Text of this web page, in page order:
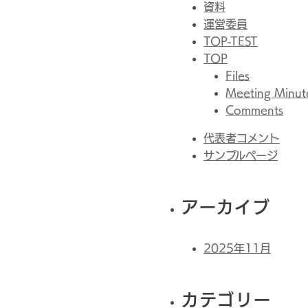
資料
運営委員
TOP-TEST
TOP
Files
Meeting
Comments
代表者コメント
サンプルページ
アーカイブ
2025年11月
カテゴリー